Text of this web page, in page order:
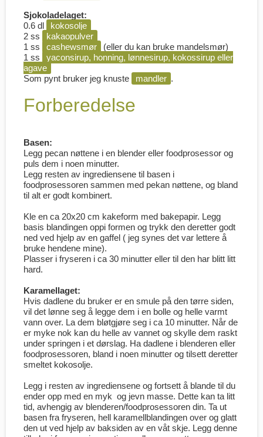
Sjokoladelaget:
0.6 dl
kokosolje
2 ss
kakaopulver
1 ss
cashewsmør
(eller du kan bruke mandelsmør)
1 ss
yaconsirup, honning, lønnesirup, kokossirup eller
agave
Som pynt bruker jeg knuste
mandler .
Forberedelse
Basen:
Legg pecan nøttene i en blender eller foodprosessor og
puls dem i noen minutter.
Legg resten av ingrediensene til basen i
foodprosessoren sammen med pekan nøttene, og bland
til alt er godt kombinert.
Kle en ca 20x20 cm kakeform med bakepapir. Legg
basis blandingen oppi formen og trykk den deretter godt
ned ved hjelp av en gaffel ( jeg synes det var lettere å
bruke hendene mine).
Plasser i fryseren i ca 30 minutter eller til den har blitt litt
hard.
Karamellaget:
Hvis dadlene du bruker er en smule på den tørre siden,
vil det lønne seg å legge dem i en bolle og helle varmt
vann over. La dem bløtgjøre seg i ca 10 minutter. Når de
er myke nok kan du helle av vannet og skylle dem raskt
under springen i et dørslag. Ha dadlene i blenderen eller
foodprosessoren, bland i noen minutter og tilsett deretter
smeltet kokosolje.
Legg i resten av ingrediensene og fortsett å blande til du
ender opp med en myk og jevn masse. Dette kan ta litt
tid, avhengig av blenderen/foodprosessoren din. Ta ut
basen fra fryseren, hell karamellblandingen over og glatt
den ut ved hjelp av baksiden av en våt skje. Legg denne